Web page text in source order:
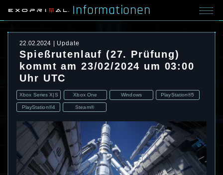
Informationen
22.02.2024 Update
Spießrutenlauf (27. Prüfung)
kommt am 23/02/2024 um 03:00
Uhr UTC
Xbox Series X|S Xbox One Windows PlayStation®5
PlayStation®4 Steam®